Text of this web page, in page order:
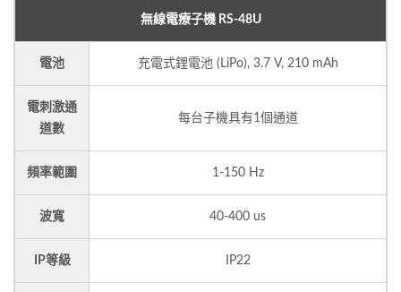
無線電療子機 RS-48U
電池 充電式鋰電池 (LiPo), 3.7 V, 210 mAh
電刺激通
道數
每台子機具有1個通道
頻率範圍 1-150 Hz
波寬 40-400 us
IP等級 IP22